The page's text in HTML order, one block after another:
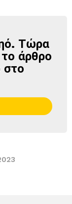
Τώρα
άρθρο
στο